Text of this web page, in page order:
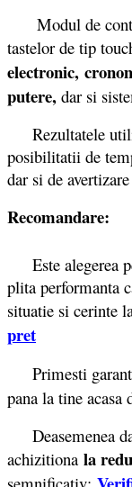
Modul de
tastelor de tip
electronic,
putere, dar si
Rezultatele
posibilitatii de
dar si de
Recomandare:
Este alegerea
plita performanta
situatie si cerinte
pret
Primesti
pana la tine acasa
Deasemenea
achizitiona la